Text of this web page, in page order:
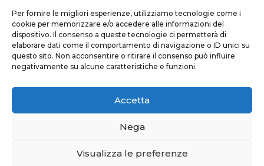
Per fornire le migliori esperienze, utilizziamo tecnologie come i
cookie per memorizzare e/o accedere alle informazioni del
dispositivo. Il consenso a queste tecnologie ci permetterà di
elaborare dati come il comportamento di navigazione o ID unici su
questo sito. Non acconsentire o ritirare il consenso può influire
negativamente su alcune caratteristiche e funzioni.
Accetta
Nega
Visualizza le preferenze
famosa Carta di Amiens. Considerato dagli storici
delle idee il miglior discepolo di Georges Sorel,
Edouard Berth rimase sempre fedele a questo
ideale, che non gli impedì di avere anche